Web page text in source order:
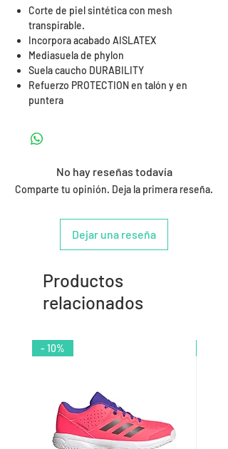
Corte de piel sintética con mesh
transpirable.
Incorpora acabado AISLATEX
Mediasuela de phylon
Suela caucho DURABILITY
Refuerzo PROTECTION en talón y en
puntera
No hay reseñas todavía
Comparte tu opinión. Deja la primera reseña.
Dejar una reseña
Productos
relacionados
- 10%